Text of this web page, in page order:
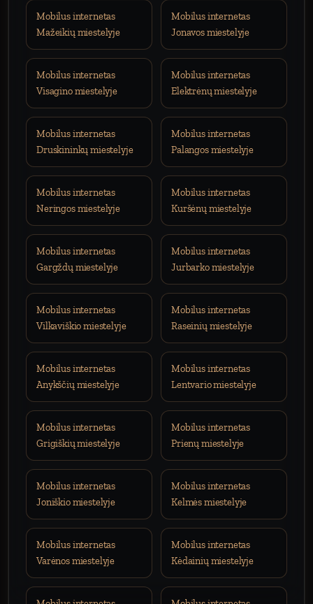
Mobilus internetas
Mažeikių miestelyje
Mobilus internetas
Jonavos miestelyje
Mobilus internetas
Visagino miestelyje
Mobilus internetas
Elektrėnų miestelyje
Mobilus internetas
Druskininkų miestelyje
Mobilus internetas
Palangos miestelyje
Mobilus internetas
Neringos miestelyje
Mobilus internetas
Kuršėnų miestelyje
Mobilus internetas
Gargždų miestelyje
Mobilus internetas
Jurbarko miestelyje
Mobilus internetas
Vilkaviškio miestelyje
Mobilus internetas
Raseinių miestelyje
Mobilus internetas
Anykščių miestelyje
Mobilus internetas
Lentvario miestelyje
Mobilus internetas
Grigiškių miestelyje
Mobilus internetas
Prienų miestelyje
Mobilus internetas
Joniškio miestelyje
Mobilus internetas
Kelmės miestelyje
Mobilus internetas
Varėnos miestelyje
Mobilus internetas
Kėdainių miestelyje